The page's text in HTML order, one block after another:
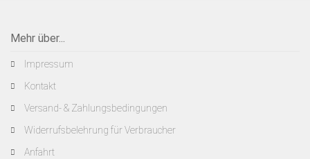
Mehr über...
Impressum
Kontakt
Versand- & Zahlungsbedingungen
Widerrufsbelehrung für Verbraucher
Anfahrt